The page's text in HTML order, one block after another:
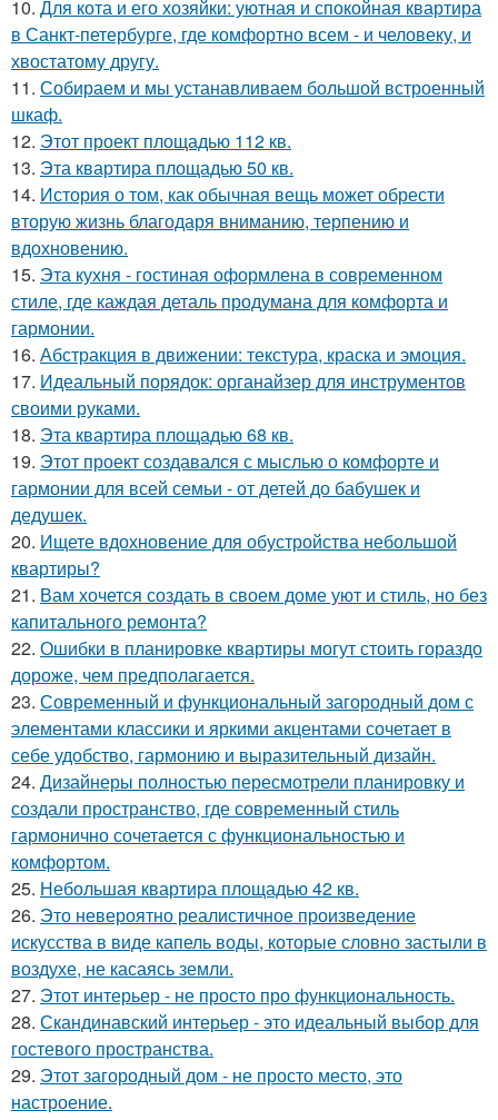
10. Для кота и его хозяйки: уютная и спокойная квартира
в Санкт-петербурге, где комфортно всем - и человеку, и
хвостатому другу.
11. Собираем и мы устанавливаем большой встроенный
шкаф.
12. Этот проект площадью 112 кв.
13. Эта квартира площадью 50 кв.
14. История о том, как обычная вещь может обрести
вторую жизнь благодаря вниманию, терпению и
вдохновению.
15. Эта кухня - гостиная оформлена в современном
стиле, где каждая деталь продумана для комфорта и
гармонии.
16. Абстракция в движении: текстура, краска и эмоция.
17. Идеальный порядок: органайзер для инструментов
своими руками.
18. Эта квартира площадью 68 кв.
19. Этот проект создавался с мыслью о комфорте и
гармонии для всей семьи - от детей до бабушек и
дедушек.
20. Ищете вдохновение для обустройства небольшой
квартиры?
21. Вам хочется создать в своем доме уют и стиль, но без
капитального ремонта?
22. Ошибки в планировке квартиры могут стоить гораздо
дороже, чем предполагается.
23. Современный и функциональный загородный дом с
элементами классики и яркими акцентами сочетает в
себе удобство, гармонию и выразительный дизайн.
24. Дизайнеры полностью пересмотрели планировку и
создали пространство, где современный стиль
гармонично сочетается с функциональностью и
комфортом.
25. Небольшая квартира площадью 42 кв.
26. Это невероятно реалистичное произведение
искусства в виде капель воды, которые словно застыли в
воздухе, не касаясь земли.
27. Этот интерьер - не просто про функциональность.
28. Скандинавский интерьер - это идеальный выбор для
гостевого пространства.
29. Этот загородный дом - не просто место, это
настроение.